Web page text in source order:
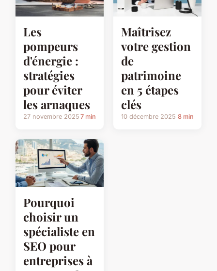
Les
pompeurs
d'énergie :
stratégies
pour éviter
les arnaques
27 novembre 2025 7 min
Maîtrisez
votre gestion
de
patrimoine
en 5 étapes
clés
10 décembre 2025 8 min
Pourquoi
choisir un
spécialiste en
SEO pour
entreprises à